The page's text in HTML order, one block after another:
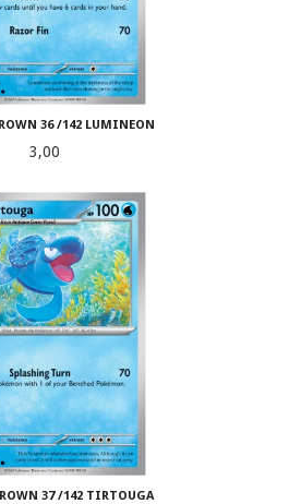
36 /142 LUMINEON
Pris
3,00
37 /142 TIRTOUGA